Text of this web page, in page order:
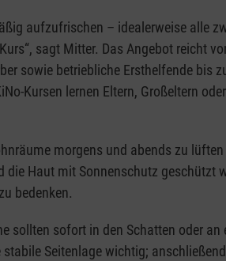
aufzufrischen – idealerweise alle
sagt Mitter. Das Angebot reicht
sowie betriebliche Ersthelfende bis
Kursen lernen Eltern, Großeltern
morgens und abends zu
Haut mit Sonnenschutz geschützt
bedenken.
sollten sofort in den Schatten oder an
Seitenlage wichtig;